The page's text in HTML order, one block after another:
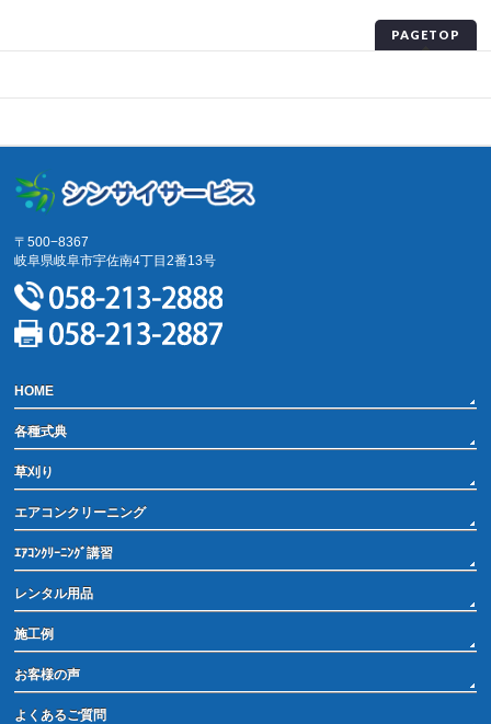
PAGETOP
〒500−8367
岐阜県岐阜市宇佐南4丁目2番13号
HOME
各種式典
草刈り
エアコンクリーニング
ｴｱｺﾝｸﾘｰﾆﾝｸﾞ講習
レンタル用品
施工例
お客様の声
よくあるご質問